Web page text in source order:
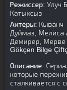
Режиссер: Улуч
Катыксыз
Актёры: Кыванч
Дуймаз, Мелиса
Демирер, Мерве
Gökçen Bilge
Описание:
которые
сталкивается с